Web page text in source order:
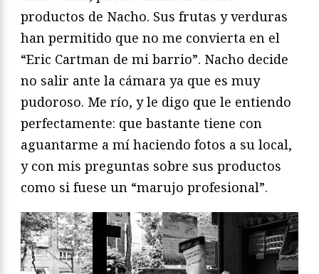
productos de Nacho. Sus frutas y verduras
han permitido que no me convierta en el
“Eric Cartman de mi barrio”. Nacho decide
no salir ante la cámara ya que es muy
pudoroso. Me río, y le digo que le entiendo
perfectamente: que bastante tiene con
aguantarme a mí haciendo fotos a su local,
y con mis preguntas sobre sus productos
como si fuese un “marujo profesional”.